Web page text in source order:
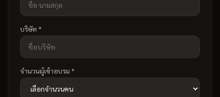
บริษัท *
จำนวนผู้เข้าอบรม *